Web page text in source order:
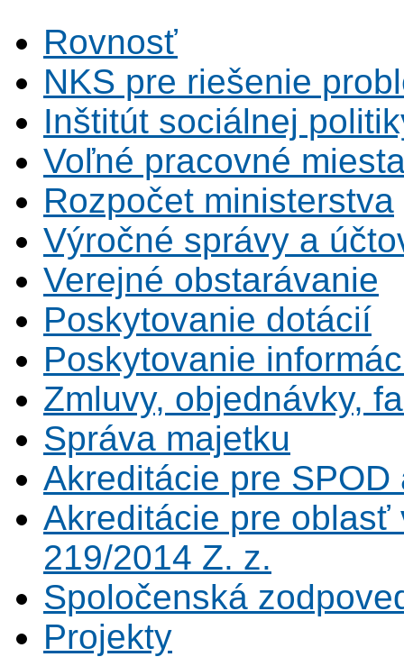
Rovnosť
NKS pre riešenie
Inštitút sociálnej
Voľné pracovné
Rozpočet ministerstva
Výročné správy a
Verejné obstarávanie
Poskytovanie dotácií
Poskytovanie
Zmluvy, objednávky,
Správa majetku
Akreditácie pre
Akreditácie pre
219/2014 Z. z.
Spoločenská
Projekty